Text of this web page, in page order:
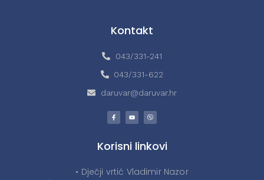
Kontakt
043/331-241
043/331-622
daruvar@daruvar.hr
Korisni linkovi
• Dječji vrtić Vladimir Nazor